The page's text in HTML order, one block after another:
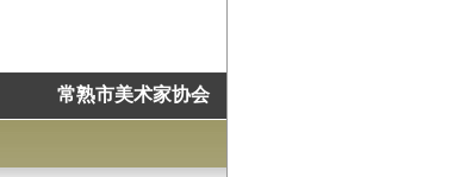
常熟市美术家协会